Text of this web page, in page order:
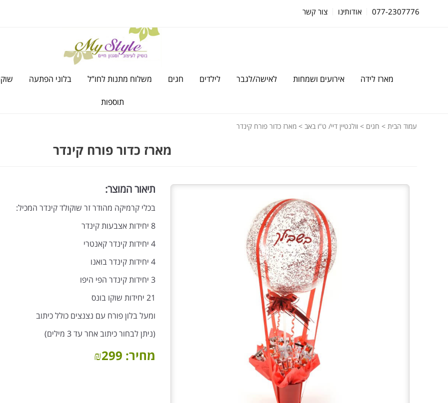
077-2307776 אודותינו צור קשר
מארז לידה אירועים ושמחות לאישה/לגבר לילדים חגים משלוח מתנות לחו”ל בלוני הפתעה
תוספות
עמוד הבית > חגים > וולנטיין דיי/ ט"ו באב > מארז כדור פורח קינדר
מארז כדור פורח קינדר
תיאור המוצר:
בכלי קרמיקה מהודר זר שוקולד קינדר המכיל:
8 יחידות אצבעות קינדר
4 יחידות קינדר קאנטרי
4 יחידות קינדר בואנו
3 יחידות קינדר הפי היפו
21 יחידות שוקו בונס
ומעל בלון פורח עם נצנצים כולל כיתוב
(ניתן לבחור כיתוב אחר עד 3 מילים)
מחיר: ₪299